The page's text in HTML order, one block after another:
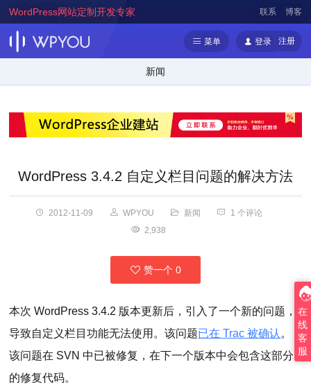
WordPress网站定制开发专家 联系 博客
菜单 登录 注册
新闻
WordPress 3.4.2 自定义栏目问题的解决方法
2012-11-09 WPYOU 新闻
1 个评论
2,938
赞一个 0
本次 WordPress 3.4.2 版本更新后，引入了一个新的问题，
导致自定义栏目功能无法使用。该问题已在 Trac 被确认 。
该问题在 SVN 中已被修复，在下一个版本中会包含这部分
的修复代码。
在
线
客
服